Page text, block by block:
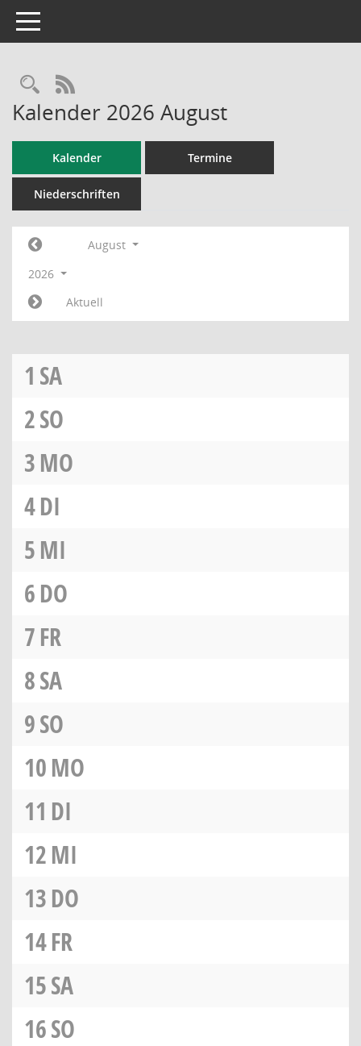
Toggle navigation
RSS-Feed
Kalender 2026 August
Kalender Termine
Niederschriften
August
2026
Aktuell
1 SA
2SO
3MO
4DI
5MI
6DO
7FR
8SA
9SO
10MO
11 DI
12MI
13DO
14FR
15SA
16SO